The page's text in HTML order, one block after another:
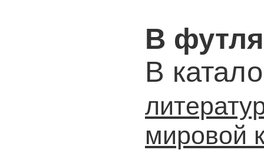
В
В
мировой